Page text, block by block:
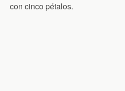
con cinco pétalos.